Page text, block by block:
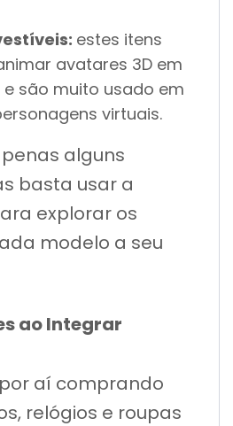
estes itens
avatares 3D em
são muito usado em
virtuais.
alguns
basta usar a
explorar os
modelo a seu
ao Integrar
aí comprando
relógios e roupas